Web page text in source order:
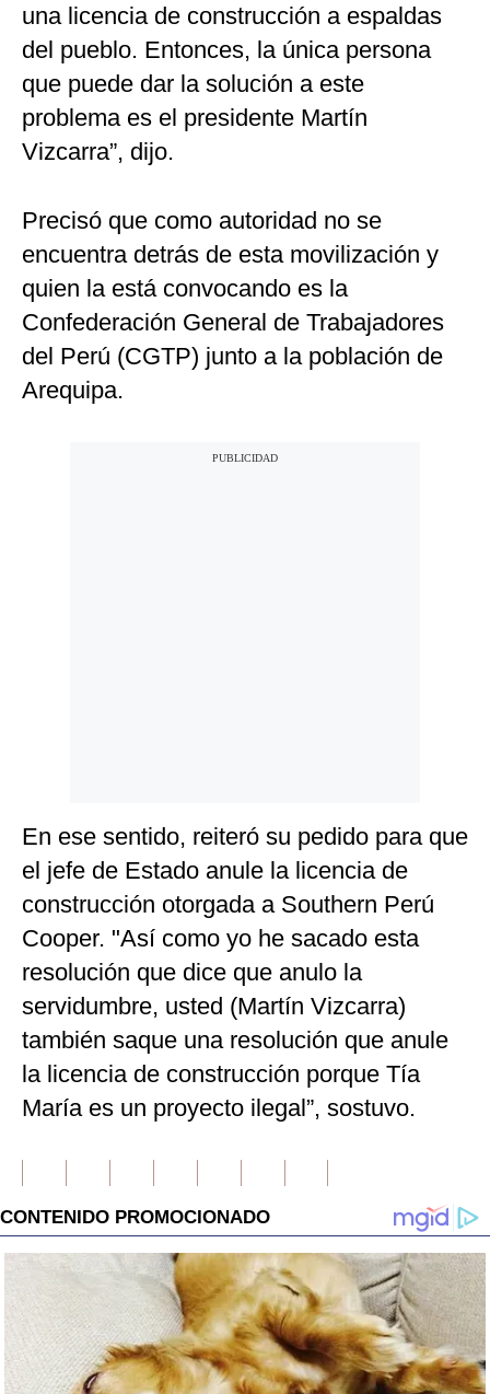
una licencia de construcción a espaldas
del pueblo. Entonces, la única persona
que puede dar la solución a este
problema es el presidente Martín
Vizcarra”, dijo.
Precisó que como autoridad no se
encuentra detrás de esta movilización y
quien la está convocando es la
Confederación General de Trabajadores
del Perú (CGTP) junto a la población de
Arequipa.
En ese sentido, reiteró su pedido para que
el jefe de Estado anule la licencia de
construcción otorgada a Southern Perú
Cooper. "Así como yo he sacado esta
resolución que dice que anulo la
servidumbre, usted (Martín Vizcarra)
también saque una resolución que anule
la licencia de construcción porque Tía
María es un proyecto ilegal”, sostuvo.